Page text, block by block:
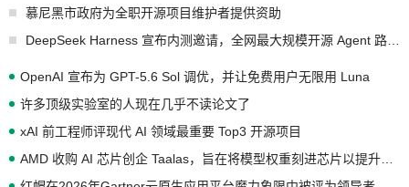
慕尼黑市政府为全职开源项目维护者提供资助
OpenAI 宣布为 GPT-5.6 Sol 调优，并让免费用户无限用 Luna
许多顶级实验室的人现在几乎不读论文了
xAI 前工程师评现代 AI 领域最重要 Top3 开源项目